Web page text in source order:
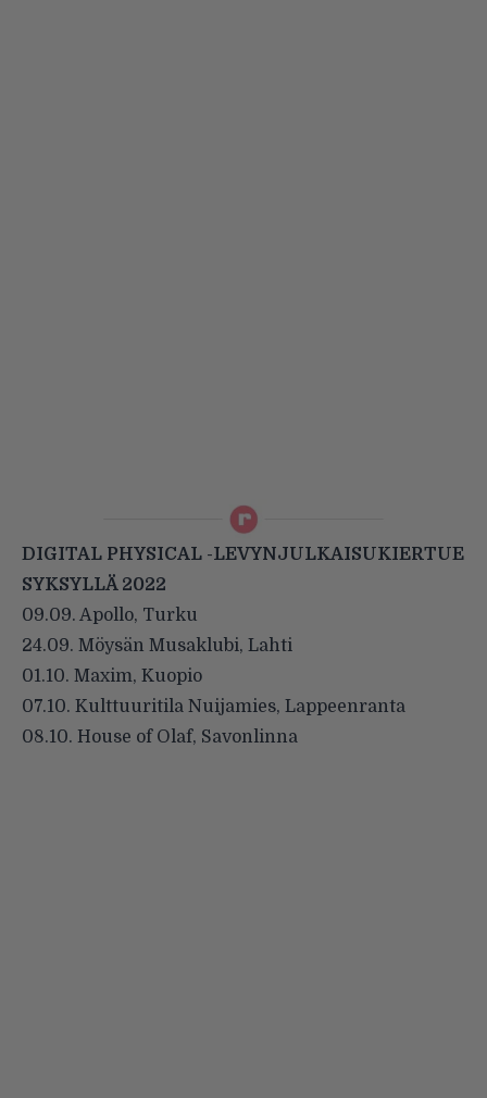
DIGITAL PHYSICAL -LEVYNJULKAISUKIERTUE
SYKSYLLÄ 2022
09.09. Apollo, Turku
24.09. Möysän Musaklubi, Lahti
01.10. Maxim, Kuopio
07.10. Kulttuuritila Nuijamies, Lappeenranta
08.10. House of Olaf, Savonlinna